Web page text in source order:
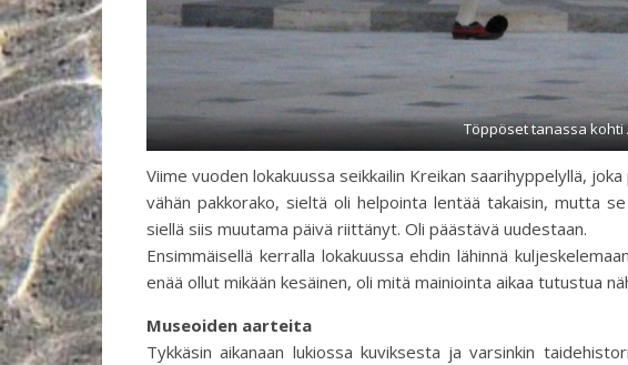
Töppöset tanassa kohti
Viime vuoden lokakuussa seikkailin Kreikan saarihyppelyllä,
vähän pakkorako, sieltä oli helpointa lentää takaisin, mutta
siellä siis muutama päivä riittänyt. Oli päästävä uudestaan.
Ensimmäisellä kerralla lokakuussa ehdin lähinnä
enää ollut mikään kesäinen, oli mitä mainiointa aikaa tutustua
Museoiden aarteita
Tykkäsin aikanaan lukiossa kuviksesta ja varsinkin